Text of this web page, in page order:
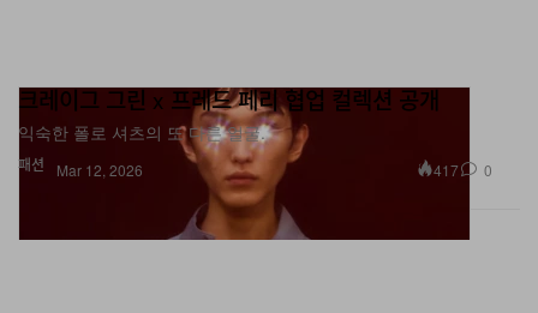
패션
크레이그 그린 x 프레드 페리 협업 컬렉션 공개
익숙한 폴로 셔츠의 또 다른 얼굴.
Mar 12, 2026 417 0